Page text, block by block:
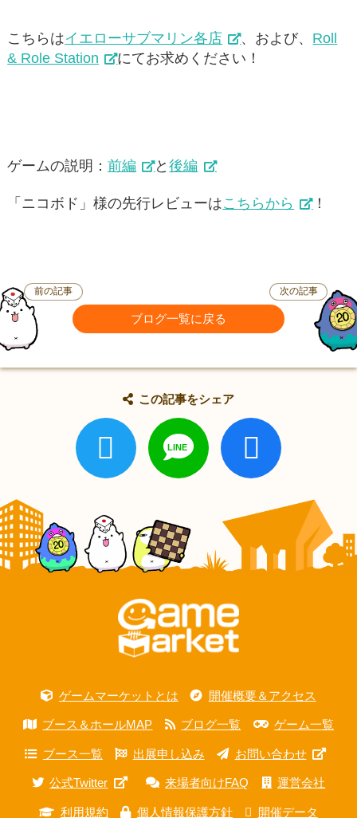
こちらはイエローサブマリン各店 、および、 Roll
& Role Station
にてお求めください！
ゲームの説明：前編 と後編
「ニコボド」様の先行レビューはこちらから ！
前の記事
ブログ一覧に戻る
次の記事
この記事をシェア
ゲームマーケットとは 開催概要＆アクセス
ブース＆ホールMAP ブログ一覧 ゲーム一覧
ブース一覧 出展申し込み お問い合わせ
公式Twitter 来場者向けFAQ 運営会社
利用規約 個人情報保護方針 開催データ